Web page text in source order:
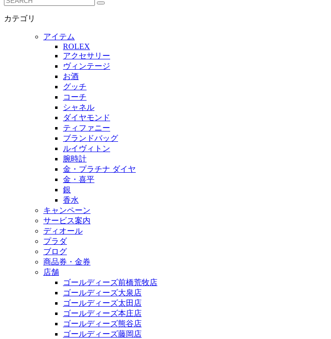
カテゴリ
アイテム
ROLEX
アクセサリー
ヴィンテージ
お酒
グッチ
コーチ
シャネル
ダイヤモンド
ティファニー
ブランドバッグ
ルイヴィトン
腕時計
金・プラチナ ダイヤ
金・喜平
銀
香水
キャンペーン
サービス案内
ディオール
プラダ
ブログ
商品券・金券
店舗
ゴールディーズ前橋荒牧店
ゴールディーズ大泉店
ゴールディーズ太田店
ゴールディーズ本庄店
ゴールディーズ熊谷店
ゴールディーズ藤岡店